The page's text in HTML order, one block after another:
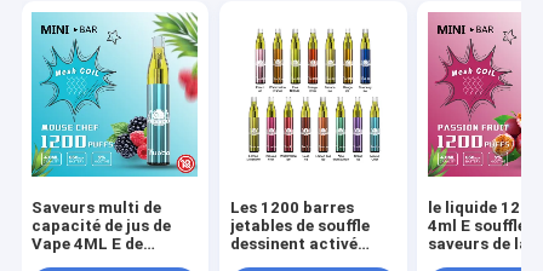
Saveurs multi de
capacité de jus de
Vape 4ML E de
Les 1200 barres
jetables de souffle
dessinent activé
le liquide 1200
4ml E souffle
saveurs de la